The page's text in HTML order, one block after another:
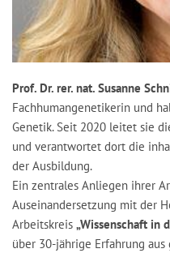
Prof. Dr. rer. nat. Susanne
Fachhumangenetikerin und
Genetik. Seit 2020 leitet sie
und verantwortet dort die
der Ausbildung.
Ein zentrales Anliegen ihrer
Auseinandersetzung mit der
Arbeitskreis „Wissenschaft in
über 30-jährige Erfahrung